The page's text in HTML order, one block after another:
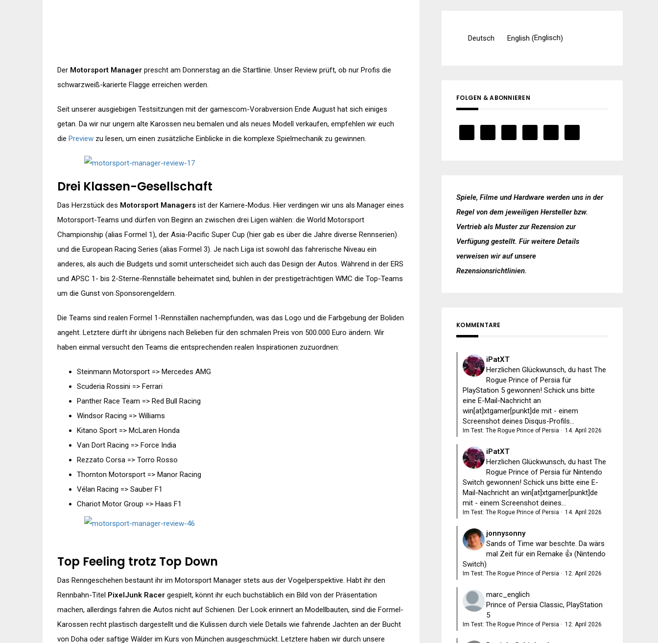
Der Motorsport Manager prescht am Donnerstag an die Startlinie. Unser Review prüft, ob nur Profis die
schwarzweiß-karierte Flagge erreichen werden.
Seit unserer ausgiebigen Testsitzungen mit der gamescom-Vorabversion Ende August hat sich einiges
getan. Da wir nur ungern alte Karossen neu bemalen und als neues Modell verkaufen, empfehlen wir euch
die Preview zu lesen, um einen zusätzliche Einblicke in die komplexe Spielmechanik zu gewinnen.
Drei Klassen-Gesellschaft
Das Herzstück des Motorsport Managers ist der Karriere-Modus. Hier verdingen wir uns als Manager eines
Motorsport-Teams und dürfen von Beginn an zwischen drei Ligen wählen: die World Motorsport
Championship (alias Formel 1), der Asia-Pacific Super Cup (hier gab es über die Jahre diverse Rennserien)
und die European Racing Series (alias Formel 3). Je nach Liga ist sowohl das fahrerische Niveau ein
anderes, als auch die Budgets und somit unterscheidet sich auch das Design der Autos. Während in der ERS
und APSC 1- bis 2-Sterne-Rennställe beheimatet sind, buhlen in der prestigeträchtigen WMC die Top-Teams
um die Gunst von Sponsorengeldern.
Die Teams sind realen Formel 1-Rennställen nachempfunden, was das Logo und die Farbgebung der Boliden
angeht. Letztere dürft ihr übrigens nach Belieben für den schmalen Preis von 500.000 Euro ändern. Wir
haben einmal versucht den Teams die entsprechenden realen Inspirationen zuzuordnen:
Steinmann Motorsport => Mercedes AMG
Scuderia Rossini => Ferrari
Panther Race Team => Red Bull Racing
Windsor Racing => Williams
Kitano Sport => McLaren Honda
Van Dort Racing => Force India
Rezzato Corsa => Torro Rosso
Thornton Motorsport => Manor Racing
Vélan Racing => Sauber F1
Chariot Motor Group => Haas F1
Top Feeling trotz Top Down
Das Renngeschehen bestaunt ihr im Motorsport Manager stets aus der Vogelperspektive. Habt ihr den
Rennbahn-Titel PixelJunk Racer gespielt, könnt ihr euch buchstäblich ein Bild von der Präsentation
machen, allerdings fahren die Autos nicht auf Schienen. Der Look erinnert an Modellbauten, sind die Formel-
Karossen recht plastisch dargestellt und die Kulissen durch viele Details wie fahrende Jachten an der Bucht
von Doha oder saftige Wälder im Kurs von München ausgeschmückt. Letztere haben wir durch unsere
Deutsch English (Englisch)
FOLGEN & ABONNIEREN
Spiele, Filme und Hardware werden uns in der
Regel von dem jeweiligen Hersteller bzw.
Vertrieb als Muster zur Rezension zur
Verfügung gestellt. Für weitere Details
verweisen wir auf unsere
Rezensionsrichtlinien.
KOMMENTARE
iPatXT
Herzlichen Glückwunsch, du hast The
Rogue Prince of Persia für
PlayStation 5 gewonnen! Schick uns bitte
eine E-Mail-Nachricht an
win[at]xtgamer[punkt]de mit - einem
Screenshot deines Disqus-Profils...
Im Test: The Rogue Prince of Persia · 14. April 2026
iPatXT
Herzlichen Glückwunsch, du hast The
Rogue Prince of Persia für Nintendo
Switch gewonnen! Schick uns bitte eine E-
Mail-Nachricht an win[at]xtgamer[punkt]de
mit - einem Screenshot deines...
Im Test: The Rogue Prince of Persia · 14. April 2026
jonnysonny
Sands of Time war beschte. Da wärs
mal Zeit für ein Remake 👍 (Nintendo
Switch)
Im Test: The Rogue Prince of Persia · 12. April 2026
marc_englich
Prince of Persia Classic, PlayStation
5
Im Test: The Rogue Prince of Persia · 12. April 2026